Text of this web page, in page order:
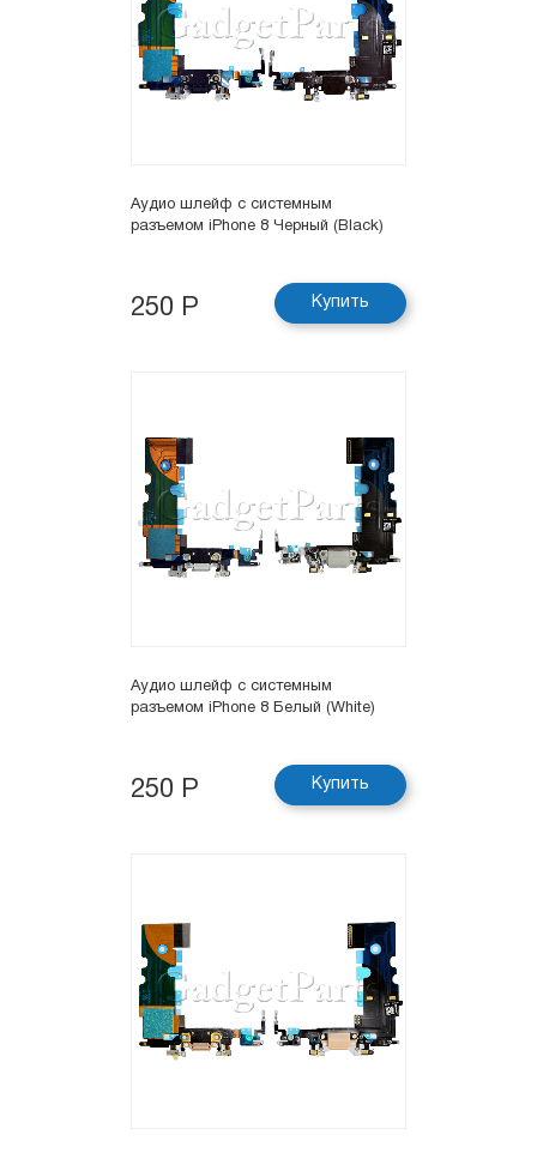
Аудио шлейф с системным
разъемом iPhone 8 Черный (Black)
250 Р Купить
Аудио шлейф с системным
разъемом iPhone 8 Белый (White)
250 Р Купить